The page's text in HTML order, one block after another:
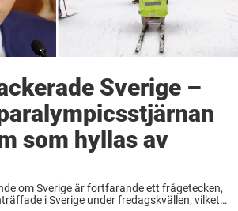
Sverige –
som hyllas av
om Sverige är fortfarande ett frågetecken,
i Sverige under fredagskvällen, vilket